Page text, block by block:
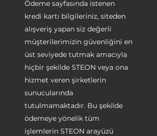
Ödeme sayfasında istenen
kredi kartı bilgileriniz, siteden
alışveriş yapan siz değerli
müşterilerimizin güvenliğini en
üst seviyede tutmak amacıyla
hiçbir şekilde STEON veya ona
hizmet veren şirketlerin
sunucularında
tutulmamaktadır. Bu şekilde
ödemeye yönelik tüm
işlemlerin STEON arayüzü